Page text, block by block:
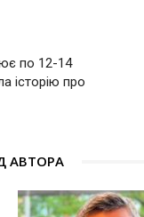
по 12-14
історію про
АВТОРА